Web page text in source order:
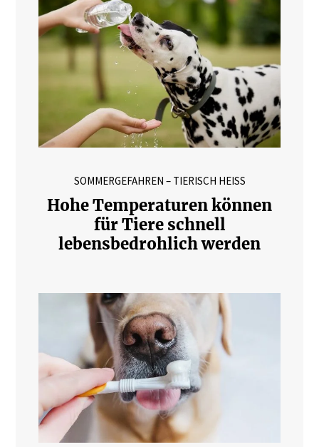
SOMMERGEFAHREN – TIERISCH HEISS
Hohe Temperaturen können
für Tiere schnell
lebensbedrohlich werden